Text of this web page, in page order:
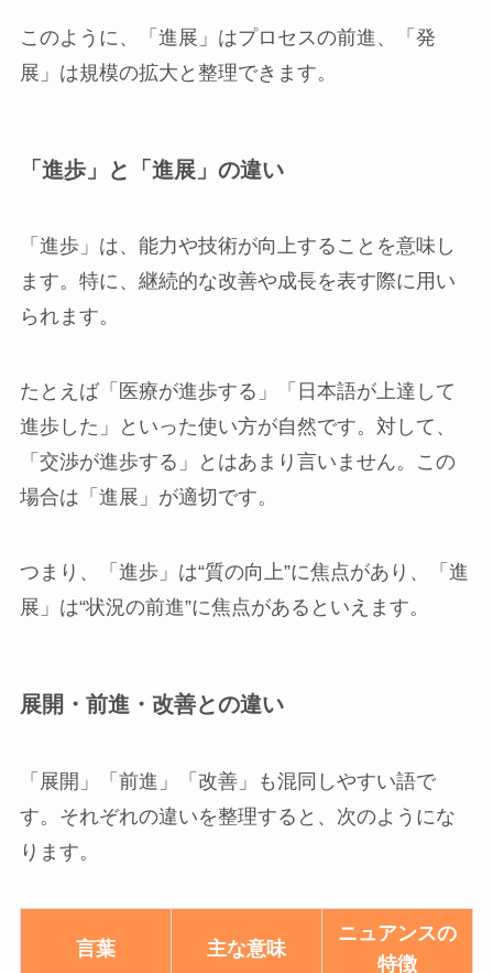
このように、「進展」はプロセスの前進、「発
展」は規模の拡大と整理できます。
「進歩」と「進展」の違い
「進歩」は、能力や技術が向上することを意味し
ます。特に、継続的な改善や成長を表す際に用い
られます。
たとえば「医療が進歩する」「日本語が上達して
進歩した」といった使い方が自然です。対して、
「交渉が進歩する」とはあまり言いません。この
場合は「進展」が適切です。
つまり、「進歩」は“質の向上”に焦点があり、「進
展」は“状況の前進”に焦点があるといえます。
展開・前進・改善との違い
「展開」「前進」「改善」も混同しやすい語で
す。それぞれの違いを整理すると、次のようにな
ります。
言葉 主な意味
ニュアンスの
特徴